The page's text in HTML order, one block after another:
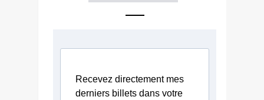
Recevez directement mes
derniers billets dans votre